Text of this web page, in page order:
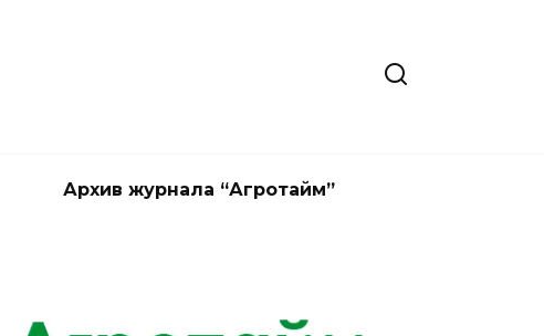
Архив журнала “Агротайм”